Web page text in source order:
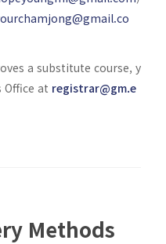
a substitute course, y
at registrar@gm.e
Methods